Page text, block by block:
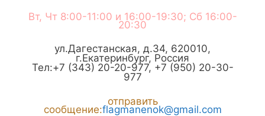
Вт, Чт 8:00-11:00 и 16:00-19:30; Сб 16:00-
20:30
ул.Дагестанская, д.34, 620010,
г.Екатеринбург, Россия
Тел:+7 (343) 20-20-977, +7 (950) 20-30-
977
отправить
сообщение:flagmanenok@gmail.com